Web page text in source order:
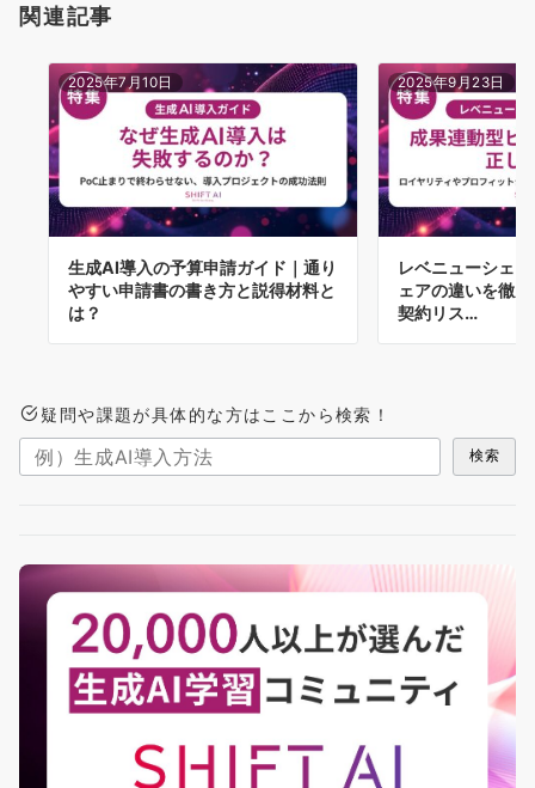
関連記事
2025年7月10日
生成AI導入の予算申請ガイド｜通り
やすい申請書の書き方と説得材料と
は？
2025年9月23日
レベニューシェ
ェアの違いを徹
契約リス…
疑問や課題が具体的な方はここから検索！
検索